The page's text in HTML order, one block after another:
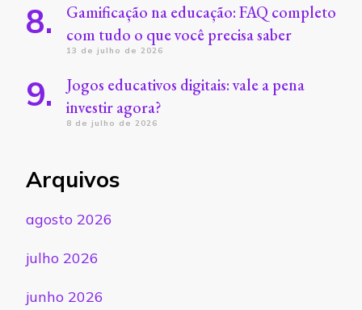
Gamificação na educação: FAQ completo
com tudo o que você precisa saber
13 de julho de 2026
Jogos educativos digitais: vale a pena
investir agora?
8 de julho de 2026
Arquivos
agosto 2026
julho 2026
junho 2026